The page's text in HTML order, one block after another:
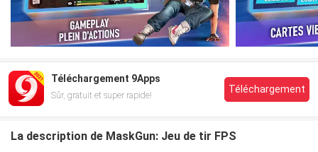
Téléchargement 9Apps
Sûr, gratuit et super rapide!
Téléchargement
La description de MaskGun: Jeu de tir FPS